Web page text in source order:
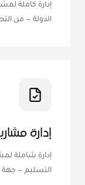
إدارة كاملة
الدولة — من
إدارة
إدارة شاملة
التسليم —